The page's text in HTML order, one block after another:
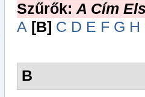
Szűrők:A Cím
A [B] C D E F G H
B